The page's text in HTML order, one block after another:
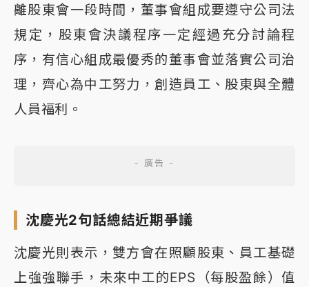
離股東會一段時間，董事會組成要遵守公司法
規定，股東會決議程序一定經過充分討論程
序，有信心組成最優秀的董事會並落實公司治
理，齊心為中工努力，創造員工、股東與全體
人員福利。
沈慶光2句話總結近期爭議
沈慶光則表示，雙方會在照顧股東、員工基礎
上強強聯手，未來中工的EPS（每股盈餘）值